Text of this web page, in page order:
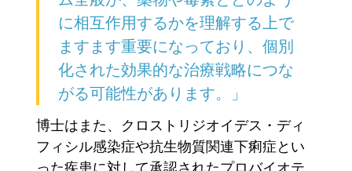
に相互作用するかを理解する上で
ますます重要になっており、個別
化された効果的な治療戦略につな
がる可能性があります。」
博士はまた、クロストリジオイデス・ディ
フィシル感染症や抗生物質関連下痢症とい